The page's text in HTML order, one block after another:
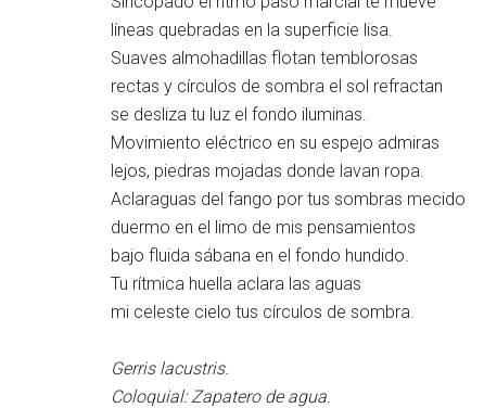
líneas quebradas en la superficie lisa.
Suaves almohadillas flotan temblorosas
rectas y círculos de sombra el sol refractan
se desliza tu luz el fondo iluminas.
Movimiento eléctrico en su espejo admiras
lejos, piedras mojadas donde lavan ropa.
Aclaraguas del fango por tus sombras mecido
duermo en el limo de mis pensamientos
bajo fluida sábana en el fondo hundido.
Tu rítmica huella aclara las aguas
mi celeste cielo tus círculos de sombra.
Gerris lacustris.
Coloquial: Zapatero de agua.